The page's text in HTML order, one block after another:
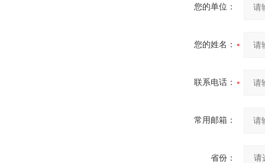
您的单位：
您的姓名：
联系电话：
常用邮箱：
省份：